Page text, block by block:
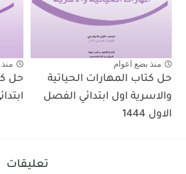
منذ بضع اعوام
حل كتاب المهارات الحياتية
والاسرية اول ابتدائي الفصل
الاول 1444
حل
تعليقات